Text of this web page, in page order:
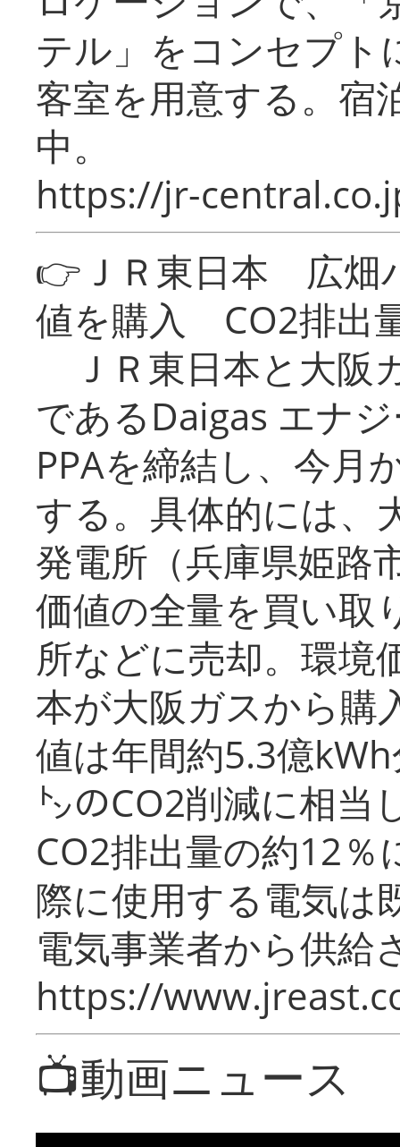
テル」をコンセプト
客室を用意する。宿
中。
https://jr-
👉ＪＲ東日本 広畑
値を購入 CO2排出
ＪＲ東日本と大阪
であるDaigas エナ
PPAを締結し、今月
する。具体的には、
発電所（兵庫県姫路
価値の全量を買い取
所などに売却。環境
本が大阪ガスから購
値は年間約5.3億
㌧のCO2削減に相当
CO2排出量の約12％
際に使用する電気は
電気事業者から供給
https://
📺動画ニュース